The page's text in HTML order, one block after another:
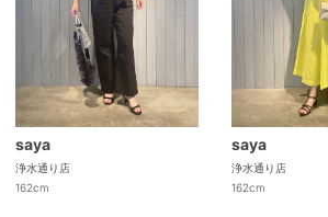
saya
浄水通り店
162cm
saya
浄水通り店
162cm